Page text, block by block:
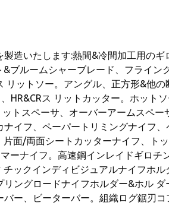
造いたします:熱間&冷間加工用のギ
ブルームシャーブレード、フライン
ットソー。アングル、正方形&他の
HR&CRス リットカッター。ホット
トスペーサ、オーバーアームスペー
イフ、ペーパートリミングナイフ、
面/両面シートカッターナイフ、ト
ーナイフ。高速鋼インレイドギロチ
ックインディビジュアルナイフホル
ングロードナイフホルダー&ホル
ー、ビーターバー。組織ログ鋸刃コ